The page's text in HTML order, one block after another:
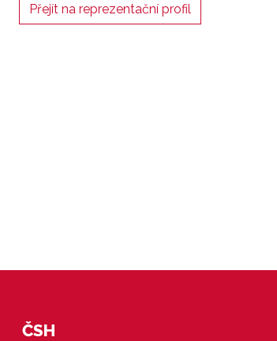
Přejít na reprezentační profil
ČSH